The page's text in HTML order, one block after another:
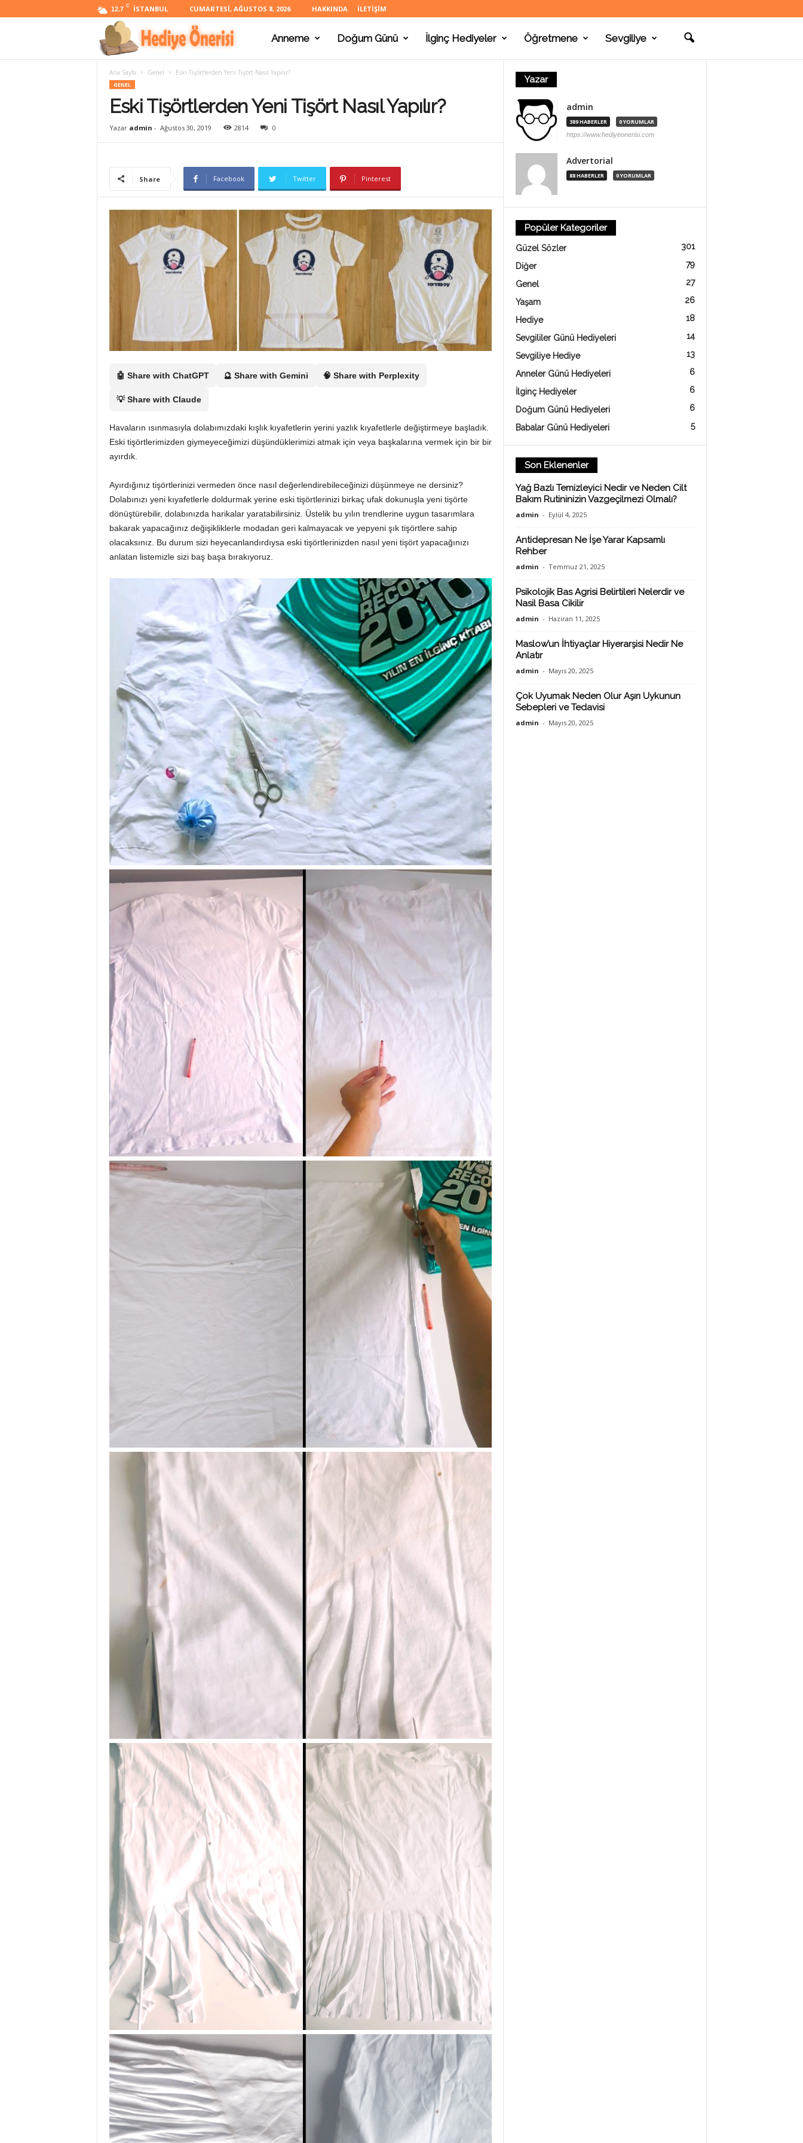
12.7 C İSTANBUL CUMARTESI, AĞUSTOS 8, 2026 HAKKINDA İLETIŞIM
n
e
s
i
Anneme Doğum Günü İlginç Hediyeler Öğretmene Sevgiliye
Ana Sayfa Genel Eski Tişörtlerden Yeni Tişört Nasıl Yapılır?
GENEL
Eski Tişörtlerden Yeni Tişört Nasıl Yapılır?
Yazar admin - Ağustos 30, 2019 2814 0
Share Facebook Twitter Pinterest
🤖 Share with ChatGPT 🔮 Share with Gemini 🧠 Share with Perplexity
💡 Share with Claude
Havaların ısınmasıyla dolabımızdaki kışlık kıyafetlerin yerini yazlık kıyafetlerle değiştirmeye başladık.
Eski tişörtlerimizden giymeyeceğimizi düşündüklerimizi atmak için veya başkalarına vermek için bir bir
ayırdık.
Ayırdığınız tişörtlerinizi vermeden önce nasıl değerlendirebileceğinizi düşünmeye ne dersiniz?
Dolabınızı yeni kıyafetlerle doldurmak yerine eski tişörtlerinizi birkaç ufak dokunuşla yeni tişörte
dönüştürebilir, dolabınızda harikalar yaratabilirsiniz. Üstelik bu yılın trendlerine uygun tasarımlara
bakarak yapacağınız değişikliklerle modadan geri kalmayacak ve yepyeni şık tişörtlere sahip
olacaksınız. Bu durum sizi heyecanlandırdıysa eski tişörtlerinizden nasıl yeni tişört yapacağınızı
anlatan listemizle sizi baş başa bırakıyoruz.
Yazar
admin
389 HABERLER 0 YORUMLAR
https://www.hediyeonerisi.com
Advertorial
88 HABERLER 0 YORUMLAR
Popüler Kategoriler
Güzel Sözler 301
Diğer 79
Genel 27
Yaşam 26
Hediye 18
Sevgililer Günü Hediyeleri 14
Sevgiliye Hediye 13
Anneler Günü Hediyeleri 6
İlginç Hediyeler 6
Doğum Günü Hediyeleri 6
Babalar Günü Hediyeleri 5
Son Eklenenler
Yağ Bazlı Temizleyici Nedir ve Neden Cilt
Bakım Rutininizin Vazgeçilmezi Olmalı?
admin - Eylül 4, 2025
Antidepresan Ne İşe Yarar Kapsamlı
Rehber
admin - Temmuz 21, 2025
Psikolojik Bas Agrisi Belirtileri Nelerdir ve
Nasil Basa Cikilir
admin - Haziran 11, 2025
Maslow’un İhtiyaçlar Hiyerarşisi Nedir Ne
Anlatır
admin - Mayıs 20, 2025
Çok Uyumak Neden Olur Aşırı Uykunun
Sebepleri ve Tedavisi
admin - Mayıs 20, 2025